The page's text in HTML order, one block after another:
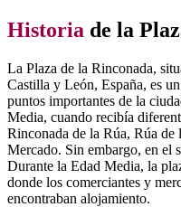
Historia de la
La Plaza de la Rinconada,
Castilla y León, España, es
puntos importantes de la
Media, cuando recibía
Rinconada de la Rúa, Rúa
Mercado. Sin embargo, en el
Durante la Edad Media, la
donde los comerciantes y
encontraban alojamiento.